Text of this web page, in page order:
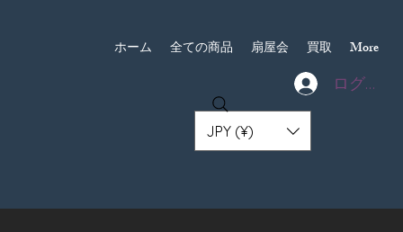
ホーム 全ての商品 扇屋会 買取 More
ログイン
JPY (¥)